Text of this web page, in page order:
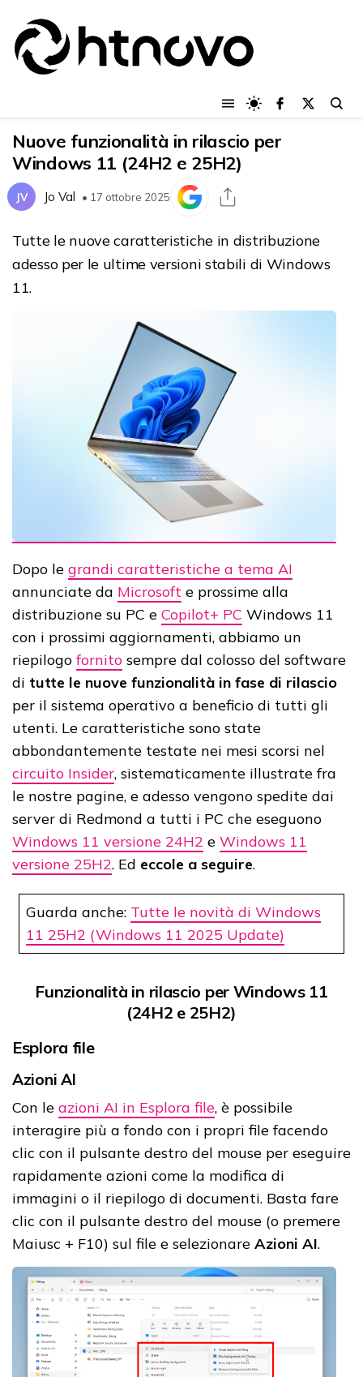
Nuove funzionalità in rilascio per
Windows 11 (24H2 e 25H2)
JV Jo Val • 17 ottobre 2025
Tutte le nuove caratteristiche in distribuzione
adesso per le ultime versioni stabili di Windows
11.
Dopo le grandi caratteristiche a tema AI
annunciate da Microsoft e prossime alla
distribuzione su PC e Copilot+ PC Windows 11
con i prossimi aggiornamenti, abbiamo un
riepilogo fornito sempre dal colosso del software
di tutte le nuove funzionalità in fase di rilascio
per il sistema operativo a beneficio di tutti gli
utenti. Le caratteristiche sono state
abbondantemente testate nei mesi scorsi nel
circuito Insider, sistematicamente illustrate fra
le nostre pagine, e adesso vengono spedite dai
server di Redmond a tutti i PC che eseguono
Windows 11 versione 24H2 e Windows 11
versione 25H2. Ed eccole a seguire.
Guarda anche: Tutte le novità di Windows
11 25H2 (Windows 11 2025 Update)
Funzionalità in rilascio per Windows 11
(24H2 e 25H2)
Esplora file
Azioni AI
Con le azioni AI in Esplora file, è possibile
interagire più a fondo con i propri file facendo
clic con il pulsante destro del mouse per eseguire
rapidamente azioni come la modifica di
immagini o il riepilogo di documenti. Basta fare
clic con il pulsante destro del mouse (o premere
Maiusc + F10) sul file e selezionare Azioni AI.